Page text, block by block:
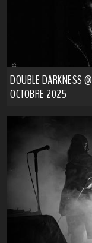
DOUBLE DARKNESS
OCTOBRE 2025